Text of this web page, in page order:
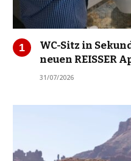
WC-Sitz in
neuen REISSER
31/07/2026